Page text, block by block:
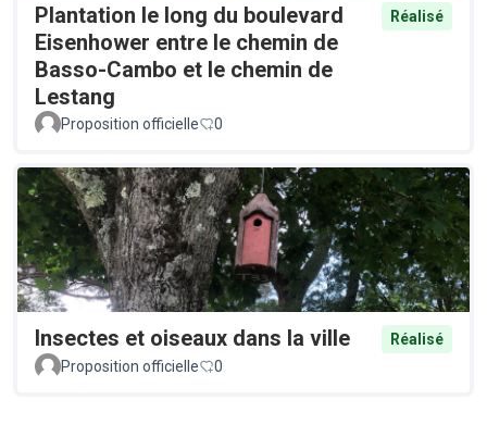
Plantation le long du boulevard
Eisenhower entre le chemin de
Basso-Cambo et le chemin de
Lestang
Réalisé
Proposition officielle 0
Insectes et oiseaux dans la ville
Réalisé
Proposition officielle
0